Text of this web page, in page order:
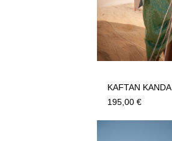
KAFTAN KANDA
195,00 €